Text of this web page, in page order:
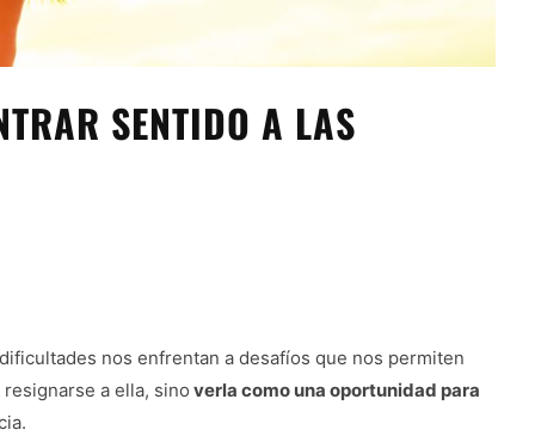
SENTIDO A LAS
nos enfrentan a desafíos que nos permiten
a ella, sino verla como una oportunidad para